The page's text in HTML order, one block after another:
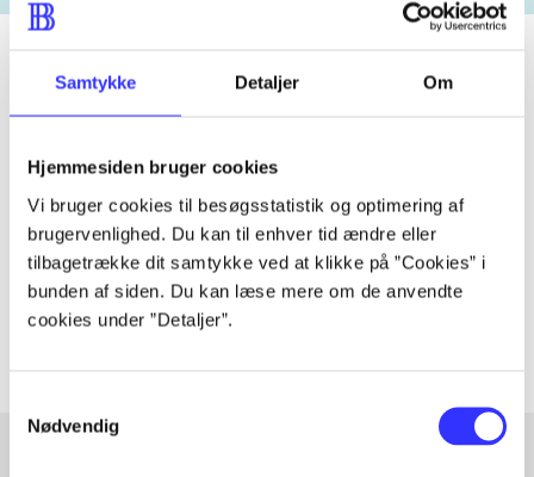
Samtykke Detaljer Om
Hjemmesiden bruger cookies
Vi bruger cookies til besøgsstatistik og optimering af
brugervenlighed. Du kan til enhver tid ændre eller
tilbagetrække dit samtykke ved at klikke på ”Cookies” i
bunden af siden. Du kan læse mere om de anvendte
cookies under ”Detaljer”.
Nødvendig
Artiklen er en del af
lorem ipsum dolor sit amet ...
Tidsskrift
Artiklerne i handler ofte om